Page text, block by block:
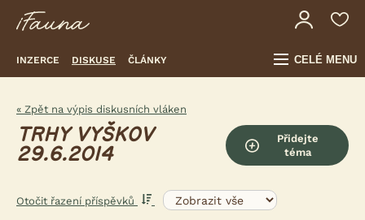
INZERCE DISKUSE ČLÁNKY CELÉ MENU
« Zpět na výpis diskusních vláken
TRHY VYŠKOV
29.6.2014
Přidejte
téma
Otočit řazení příspěvků